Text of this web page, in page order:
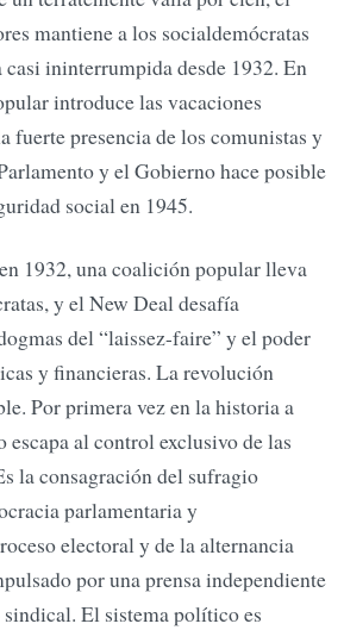
mantiene a los socialdemócratas
casi ininterrumpida desde 1932. En
introduce las vacaciones
fuerte presencia de los comunistas y
y el Gobierno hace posible
social en 1945.
1932, una coalición popular lleva
y el New Deal desafía
del “laissez-faire” y el poder
y financieras. La revolución
Por primera vez en la historia a
escapa al control exclusivo de las
la consagración del sufragio
parlamentaria y
electoral y de la alternancia
por una prensa independiente
El sistema político es